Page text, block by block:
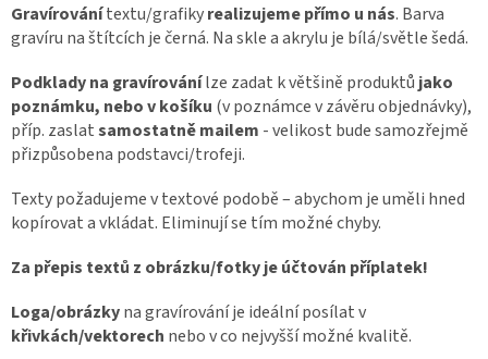
Gravírovánítextu/grafikyrealizujeme přímo u nás. Barva
gravíru na štítcích je černá. Na skle a akrylu je bílá/světle šedá.
Podklady na gravírovánílze zadat k většině produktů jako
poznámku, nebo v košíku (v poznámce v závěru objednávky),
příp. zaslatsamostatně mailem - velikost bude samozřejmě
přizpůsobena podstavci/trofeji.
Texty požadujeme v textové podobě – abychom je uměli hned
kopírovat a vkládat. Eliminují se tím možné chyby.
Za přepis textů z obrázku/fotky je účtován příplatek!
Loga/obrázkyna gravírování je ideální posílat v
křivkách/vektorech nebo v co nejvyšší možné kvalitě.